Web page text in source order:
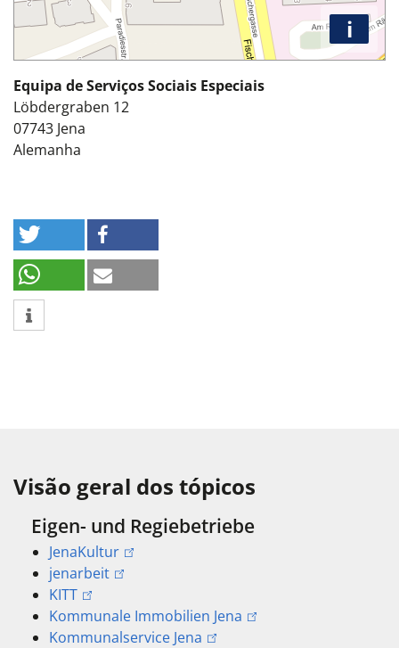
i
Equipa de Serviços Sociais Especiais
Löbdergraben 12
07743 Jena
Alemanha
Visão geral dos tópicos
Eigen- und Regiebetriebe
JenaKultur
jenarbeit
KITT
Kommunale Immobilien Jena
Kommunalservice Jena